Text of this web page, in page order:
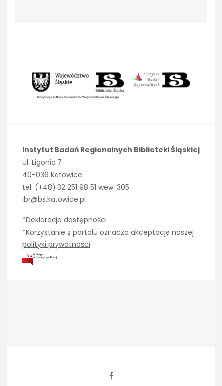
Instytut Badań Regionalnych Biblioteki Śląskiej
ul. Ligonia 7
40-036 Katowice
tel. (+48) 32 251 98 51 wew. 305
ibr@bs.katowice.pl
*Deklaracja dostępności
*Korzystanie z portalu oznacza akceptację naszej
polityki prywatności